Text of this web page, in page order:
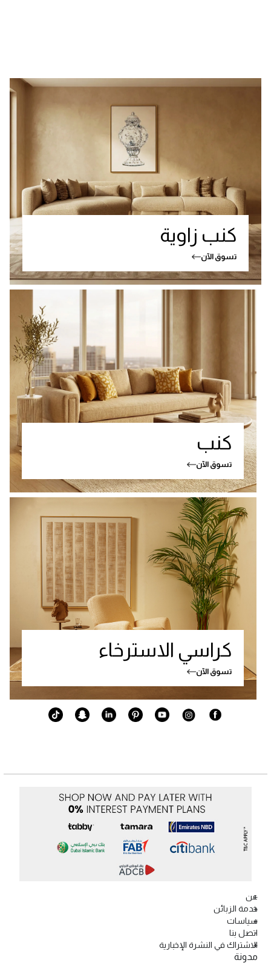
كنب زاوية
تسوق الآن
كنب
تسوق الآن
كراسي الاسترخاء
تسوق الآن
عن
خدمة الزبائن
سياسات
اتصل بنا
الاشتراك في النشرة الإخبارية
مدونة